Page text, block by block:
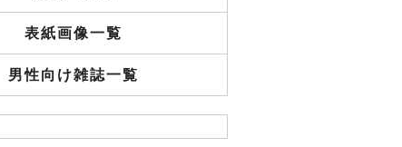
表紙画像一覧
男性向け雑誌一覧